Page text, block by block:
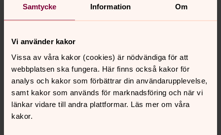
Samtycke Information Om
Vi använder kakor
Vissa av våra kakor (cookies) är nödvändiga för att
webbplatsen ska fungera. Här finns också kakor för
analys och kakor som förbättrar din användarupplevelse,
samt kakor som används för marknadsföring och när vi
länkar vidare till andra plattformar. Läs mer om våra
kakor.
till dem som idag förföljs och förtrycks i Europa.
Thomas Hammarberg ordförande för Kommissionen mot
antiziganism.
Ingrid Lomfors Överintendent för Forum för levande
historia
Cecilia Wikström EU parlamentariker
Samtalsledare är Peter Örn författare och konsult.